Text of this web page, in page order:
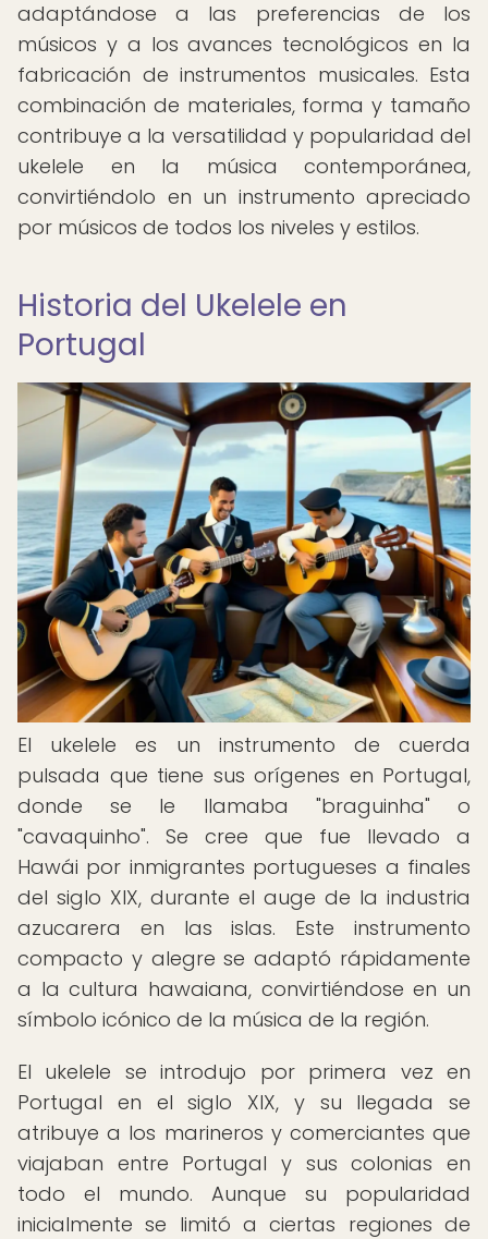
adaptándose a las preferencias de los
músicos y a los avances tecnológicos en la
fabricación de instrumentos musicales. Esta
combinación de materiales, forma y tamaño
contribuye a la versatilidad y popularidad del
ukelele en la música contemporánea,
convirtiéndolo en un instrumento apreciado
por músicos de todos los niveles y estilos.
Historia del Ukelele en
Portugal
El ukelele es un instrumento de cuerda
pulsada que tiene sus orígenes en Portugal,
donde se le llamaba "braguinha" o
"cavaquinho". Se cree que fue llevado a
Hawái por inmigrantes portugueses a finales
del siglo XIX, durante el auge de la industria
azucarera en las islas. Este instrumento
compacto y alegre se adaptó rápidamente
a la cultura hawaiana, convirtiéndose en un
símbolo icónico de la música de la región.
El ukelele se introdujo por primera vez en
Portugal en el siglo XIX, y su llegada se
atribuye a los marineros y comerciantes que
viajaban entre Portugal y sus colonias en
todo el mundo. Aunque su popularidad
inicialmente se limitó a ciertas regiones de